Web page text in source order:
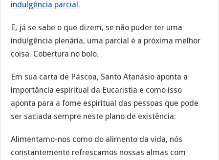
indulgência parcial .
E, já se sabe o que dizem, se não puder ter uma
indulgência plenária, uma parcial é a próxima melhor
coisa. Cobertura no bolo.
Em sua carta de Páscoa, Santo Atanásio aponta a
importância espiritual da Eucaristia e como isso
aponta para a fome espiritual das pessoas que pode
ser saciada sempre neste plano de existência:
Alimentamo-nos como do alimento da vida, nós
constantemente refrescamos nossas almas com